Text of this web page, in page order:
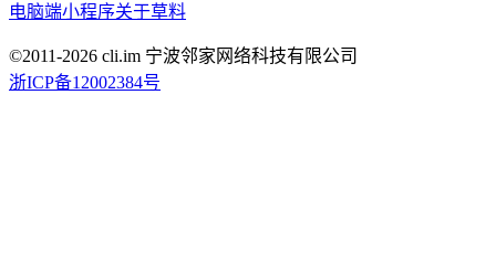
电脑端小程序关于草料
©2011-2026 cli.im 宁波邻家网络科技有限公司
浙ICP备12002384号